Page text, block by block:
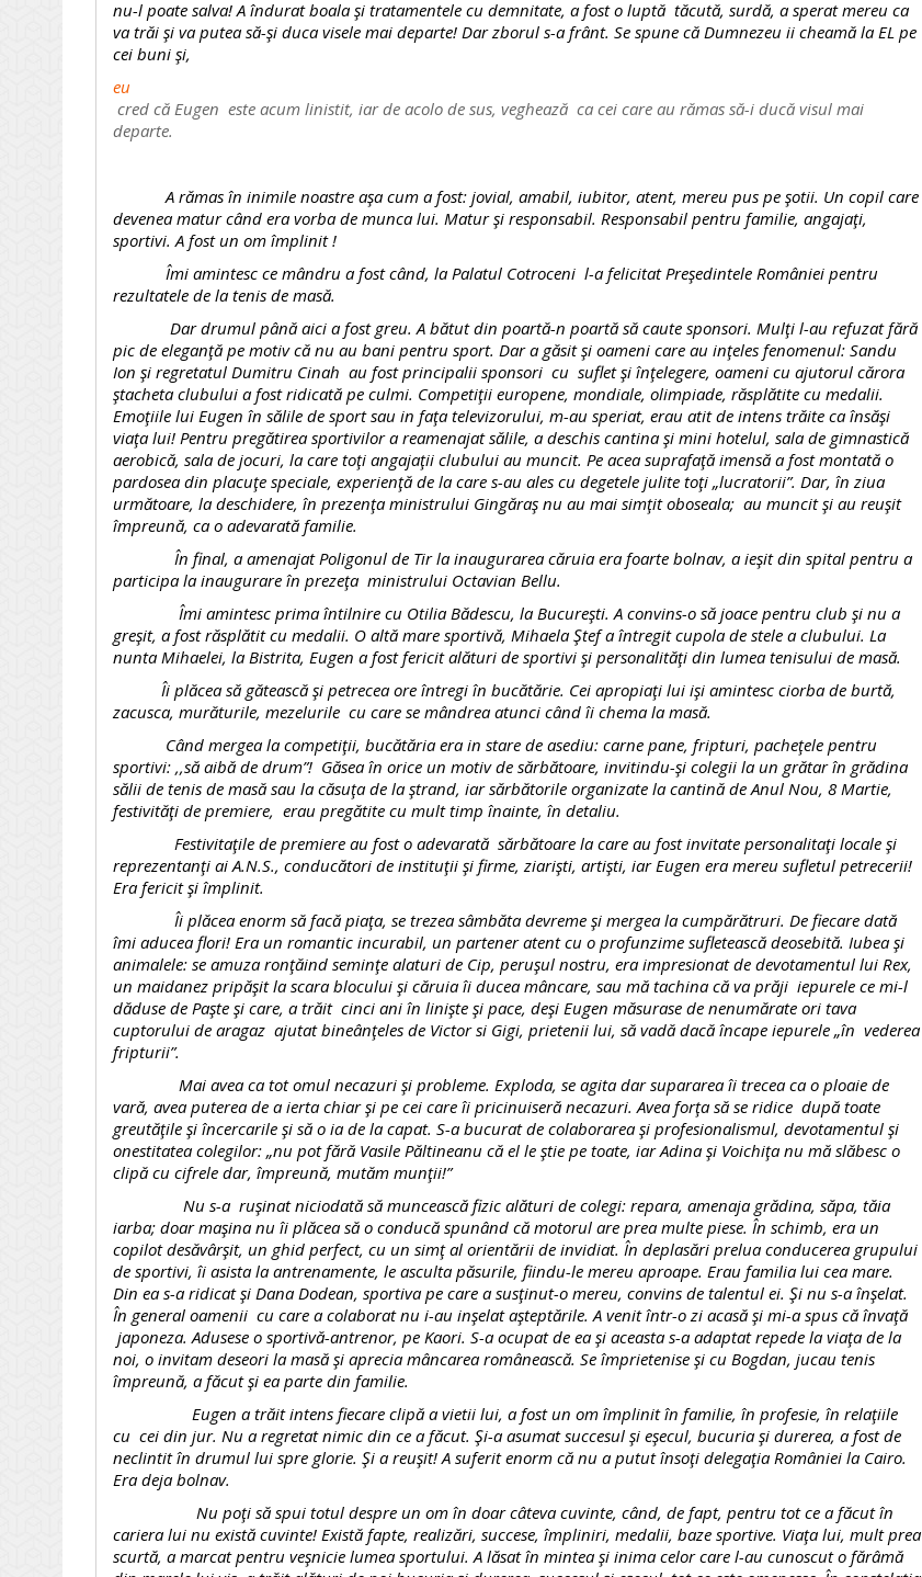
nu-l poate salva! A îndurat boala şi tratamentele cu demnitate, a fost o luptă tăcută, surdă, a sperat mereu ca
va trăi şi va putea să-şi duca visele mai departe! Dar zborul s-a frânt. Se spune că Dumnezeu ii cheamă la EL pe
cei buni şi,
eu
cred că Eugen este acum linistit, iar de acolo de sus, veghează ca cei care au rămas să-i ducă visul mai
departe.
A rămas în inimile noastre aşa cum a fost: jovial, amabil, iubitor, atent, mereu pus pe şotii. Un copil care
devenea matur când era vorba de munca lui. Matur şi responsabil. Responsabil pentru familie, angajaţi,
sportivi. A fost un om împlinit !
Îmi amintesc ce mândru a fost când, la Palatul Cotroceni l-a felicitat Preşedintele României pentru
rezultatele de la tenis de masă.
Dar drumul până aici a fost greu. A bătut din poartă-n poartă să caute sponsori. Mulţi l-au refuzat fără
pic de eleganţă pe motiv că nu au bani pentru sport. Dar a găsit şi oameni care au inţeles fenomenul: Sandu
Ion şi regretatul Dumitru Cinah au fost principalii sponsori cu suflet şi înţelegere, oameni cu ajutorul cărora
ştacheta clubului a fost ridicată pe culmi. Competiţii europene, mondiale, olimpiade, răsplătite cu medalii.
Emoţiile lui Eugen în sălile de sport sau in faţa televizorului, m-au speriat, erau atit de intens trăite ca însăşi
viaţa lui! Pentru pregătirea sportivilor a reamenajat sălile, a deschis cantina şi mini hotelul, sala de gimnastică
aerobică, sala de jocuri, la care toţi angajaţii clubului au muncit. Pe acea suprafaţă imensă a fost montată o
pardosea din placuţe speciale, experienţă de la care s-au ales cu degetele julite toţi „lucratorii”. Dar, în ziua
următoare, la deschidere, în prezenţa ministrului Gingăraş nu au mai simţit oboseala; au muncit şi au reuşit
împreună, ca o adevarată familie.
În final, a amenajat Poligonul de Tir la inaugurarea căruia era foarte bolnav, a ieşit din spital pentru a
participa la inaugurare în prezeţa ministrului Octavian Bellu.
Îmi amintesc prima întilnire cu Otilia Bădescu, la Bucureşti. A convins-o să joace pentru club şi nu a
greşit, a fost răsplătit cu medalii. O altă mare sportivă, Mihaela Ştef a întregit cupola de stele a clubului. La
nunta Mihaelei, la Bistrita, Eugen a fost fericit alături de sportivi şi personalităţi din lumea tenisului de masă.
Îi plăcea să gătească şi petrecea ore întregi în bucătărie. Cei apropiaţi lui işi amintesc ciorba de burtă,
zacusca, murăturile, mezelurile cu care se mândrea atunci când îi chema la masă.
Când mergea la competiţii, bucătăria era in stare de asediu: carne pane, fripturi, pacheţele pentru
sportivi: ,,să aibă de drum”! Găsea în orice un motiv de sărbătoare, invitindu-şi colegii la un grătar în grădina
sălii de tenis de masă sau la căsuţa de la ştrand, iar sărbătorile organizate la cantină de Anul Nou, 8 Martie,
festivităţi de premiere, erau pregătite cu mult timp înainte, în detaliu.
Festivitaţile de premiere au fost o adevarată sărbătoare la care au fost invitate personalitaţi locale şi
reprezentanţi ai A.N.S., conducători de instituţii şi firme, ziarişti, artişti, iar Eugen era mereu sufletul petrecerii!
Era fericit şi împlinit.
Îi plăcea enorm să facă piaţa, se trezea sâmbăta devreme şi mergea la cumpărătruri. De fiecare dată
îmi aducea flori! Era un romantic incurabil, un partener atent cu o profunzime sufletească deosebită. Iubea şi
animalele: se amuza ronţăind seminţe alaturi de Cip, peruşul nostru, era impresionat de devotamentul lui Rex,
un maidanez pripăşit la scara blocului şi căruia îi ducea mâncare, sau mă tachina că va prăji iepurele ce mi-l
dăduse de Paşte şi care, a trăit cinci ani în linişte şi pace, deşi Eugen măsurase de nenumărate ori tava
cuptorului de aragaz ajutat bineânţeles de Victor si Gigi, prietenii lui, să vadă dacă încape iepurele „în vederea
fripturii”.
Mai avea ca tot omul necazuri şi probleme. Exploda, se agita dar supararea îi trecea ca o ploaie de
vară, avea puterea de a ierta chiar şi pe cei care îi pricinuiseră necazuri. Avea forţa să se ridice după toate
greutăţile şi încercarile şi să o ia de la capat. S-a bucurat de colaborarea şi profesionalismul, devotamentul şi
onestitatea colegilor: „nu pot fără Vasile Păltineanu că el le ştie pe toate, iar Adina şi Voichiţa nu mă slăbesc o
clipă cu cifrele dar, împreună, mutăm munţii!”
Nu s-a ruşinat niciodată să muncească fizic alături de colegi: repara, amenaja grădina, săpa, tăia
iarba; doar maşina nu îi plăcea să o conducă spunând că motorul are prea multe piese. În schimb, era un
copilot desăvârşit, un ghid perfect, cu un simţ al orientării de invidiat. În deplasări prelua conducerea grupului
de sportivi, îi asista la antrenamente, le asculta păsurile, fiindu-le mereu aproape. Erau familia lui cea mare.
Din ea s-a ridicat şi Dana Dodean, sportiva pe care a susţinut-o mereu, convins de talentul ei. Şi nu s-a înşelat.
În general oamenii cu care a colaborat nu i-au inşelat aşteptările. A venit într-o zi acasă şi mi-a spus că învaţă
japoneza. Adusese o sportivă-antrenor, pe Kaori. S-a ocupat de ea şi aceasta s-a adaptat repede la viaţa de la
noi, o invitam deseori la masă şi aprecia mâncarea românească. Se împrietenise şi cu Bogdan, jucau tenis
împreună, a făcut şi ea parte din familie.
Eugen a trăit intens fiecare clipă a vietii lui, a fost un om împlinit în familie, în profesie, în relaţiile
cu cei din jur. Nu a regretat nimic din ce a făcut. Şi-a asumat succesul şi eşecul, bucuria şi durerea, a fost de
neclintit în drumul lui spre glorie. Şi a reuşit! A suferit enorm că nu a putut însoţi delegaţia României la Cairo.
Era deja bolnav.
Nu poţi să spui totul despre un om în doar câteva cuvinte, când, de fapt, pentru tot ce a făcut în
cariera lui nu există cuvinte! Există fapte, realizări, succese, împliniri, medalii, baze sportive. Viaţa lui, mult prea
scurtă, a marcat pentru veşnicie lumea sportului. A lăsat în mintea şi inima celor care l-au cunoscut o fărâmă